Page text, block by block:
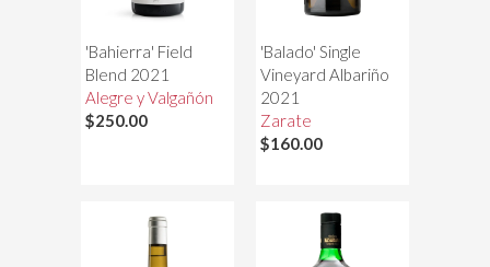
'Bahierra' Field
Blend 2021
Alegre y Valgañón
$250.00
'Balado' Single
Vineyard Albariño
2021
Zarate
$160.00